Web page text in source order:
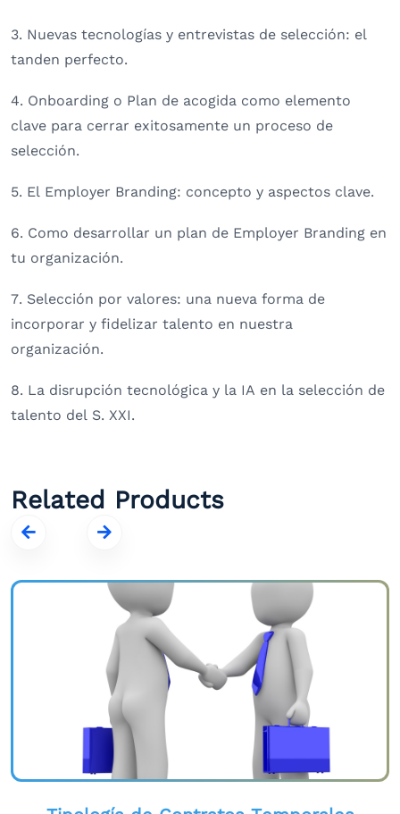
3. Nuevas tecnologías y entrevistas de selección: el
tanden perfecto.
4. Onboarding o Plan de acogida como elemento
clave para cerrar exitosamente un proceso de
selección.
5. El Employer Branding: concepto y aspectos clave.
6. Como desarrollar un plan de Employer Branding en
tu organización.
7. Selección por valores: una nueva forma de
incorporar y fidelizar talento en nuestra
organización.
8. La disrupción tecnológica y la IA en la selección de
talento del S. XXI.
Related Products